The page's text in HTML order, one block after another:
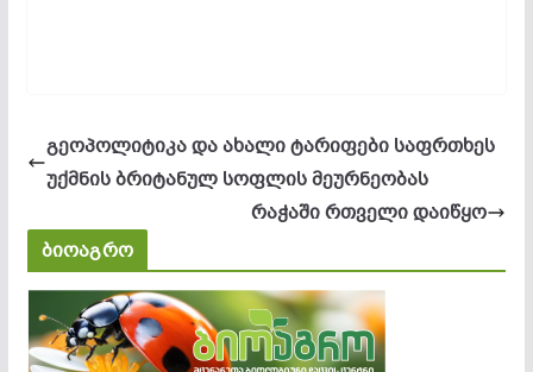
გეოპოლიტიკა და ახალი ტარიფები საფრთხეს
უქმნის ბრიტანულ სოფლის მეურნეობას
რაჭაში რთველი დაიწყო
ბიოაგრო